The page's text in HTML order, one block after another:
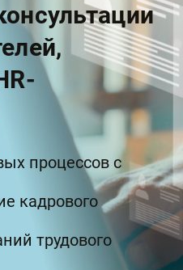
вызов
процессов с
кадрового
трудового